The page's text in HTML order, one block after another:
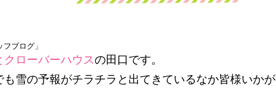
ブログ」
クローバーハウスの田口です。
も雪の予報がチラチラと出てきているなか皆様いかが